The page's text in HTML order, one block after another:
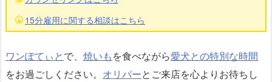
15分雇用に関する相談はこちら
ワンぽてぃとで、 焼いもを食べながら愛犬との特別な時間
をお過ごしください。 オリバーとご来店を心よりお待ちし